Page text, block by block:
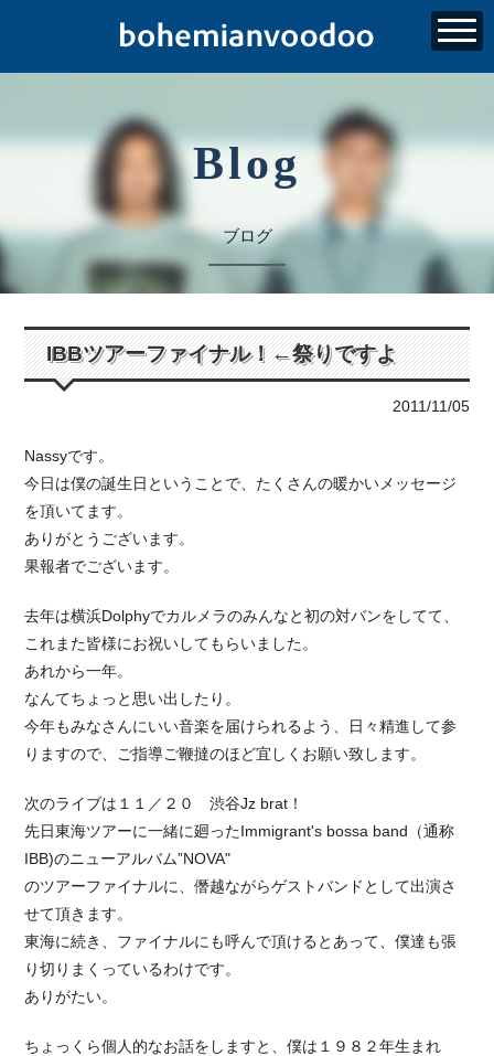
Blog
ブログ
IBBツアーファイナル！←祭りですよ
2011/11/05
Nassyです。
今日は僕の誕生日ということで、たくさんの暖かいメッセージ
を頂いてます。
ありがとうございます。
果報者でございます。
去年は横浜Dolphyでカルメラのみんなと初の対バンをしてて、
これまた皆様にお祝いしてもらいました。
あれから一年。
なんてちょっと思い出したり。
今年もみなさんにいい音楽を届けられるよう、日々精進して参
りますので、ご指導ご鞭撻のほど宜しくお願い致します。
次のライブは１１／２０ 渋谷Jz brat！
先日東海ツアーに一緒に廻ったImmigrant's bossa band（通称
IBB)のニューアルバム”NOVA"
のツアーファイナルに、僭越ながらゲストバンドとして出演さ
せて頂きます。
東海に続き、ファイナルにも呼んで頂けるとあって、僕達も張
り切りまくっているわけです。
ありがたい。
ちょっくら個人的なお話をしますと、僕は１９８２年生まれ